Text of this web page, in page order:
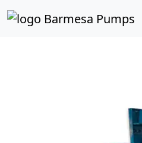
Inicio Catálogo de Productos